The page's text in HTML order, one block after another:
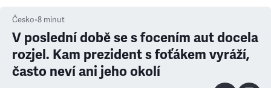
Česko•8 minut
V poslední době se s focením aut docela
rozjel. Kam prezident s foťákem vyráží,
často neví ani jeho okolí